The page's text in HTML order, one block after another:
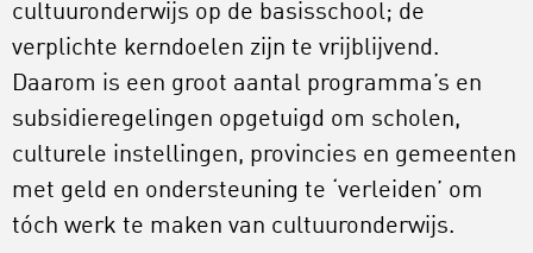
cultuuronderwijs op de basisschool; de
verplichte kerndoelen zijn te vrijblijvend.
Daarom is een groot aantal programma’s en
subsidieregelingen opgetuigd om scholen,
culturele instellingen, provincies en gemeenten
met geld en ondersteuning te ‘verleiden’ om
tóch werk te maken van cultuuronderwijs.